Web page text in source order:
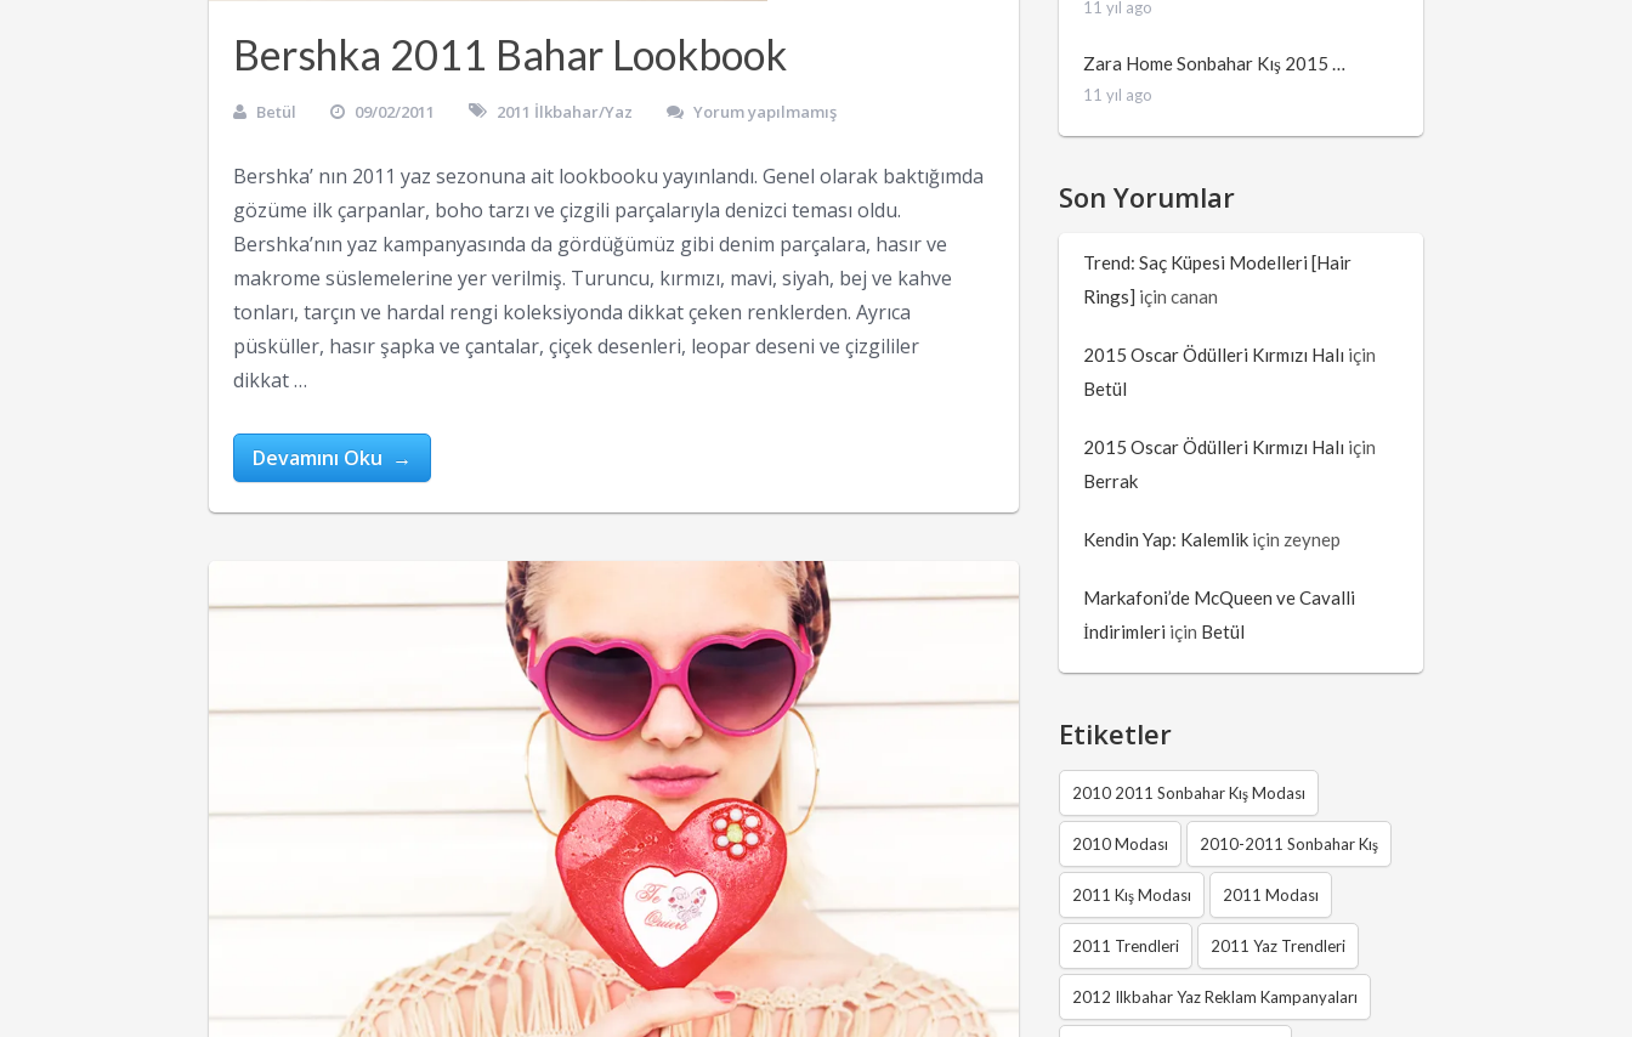
Bershka 2011 Bahar Lookbook
Betül 09/02/2011 2011 İlkbahar/Yaz Yorum yapılmamış
Bershka’ nın 2011 yaz sezonuna ait lookbooku yayınlandı. Genel olarak baktığımda
gözüme ilk çarpanlar, boho tarzı ve çizgili parçalarıyla denizci teması oldu.
Bershka’nın yaz kampanyasında da gördüğümüz gibi denim parçalara, hasır ve
makrome süslemelerine yer verilmiş. Turuncu, kırmızı, mavi, siyah, bej ve kahve
tonları, tarçın ve hardal rengi koleksiyonda dikkat çeken renklerden. Ayrıca
püsküller, hasır şapka ve çantalar, çiçek desenleri, leopar deseni ve çizgililer
dikkat …
Devamını Oku →
11 yıl ago
Zara Home Sonbahar Kış 2015 …
11 yıl ago
Son Yorumlar
Trend: Saç Küpesi Modelleri [Hair
Rings] için canan
2015 Oscar Ödülleri Kırmızı Halı için
Betül
2015 Oscar Ödülleri Kırmızı Halı için
Berrak
Kendin Yap: Kalemlik için zeynep
Markafoni’de McQueen ve Cavalli
İndirimleri için Betül
Etiketler
2010 2011 Sonbahar Kış Modası
2010 Modası 2010-2011 Sonbahar Kış
2011 Kış Modası 2011 Modası
2011 Trendleri 2011 Yaz Trendleri
2012 Ilkbahar Yaz Reklam Kampanyaları